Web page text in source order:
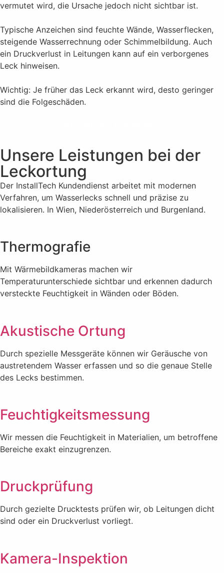
vermutet wird, die Ursache jedoch nicht sichtbar ist.
Typische Anzeichen sind feuchte Wände, Wasserflecken,
steigende Wasserrechnung oder Schimmelbildung. Auch
ein Druckverlust in Leitungen kann auf ein verborgenes
Leck hinweisen.
Wichtig: Je früher das Leck erkannt wird, desto geringer
sind die Folgeschäden.
Unsere Leistungen bei der
Leckortung
Der InstallTech Kundendienst arbeitet mit modernen
Verfahren, um Wasserlecks schnell und präzise zu
lokalisieren. In Wien, Niederösterreich und Burgenland.
Thermografie
Mit Wärmebildkameras machen wir
Temperaturunterschiede sichtbar und erkennen dadurch
versteckte Feuchtigkeit in Wänden oder Böden.
Akustische Ortung
Durch spezielle Messgeräte können wir Geräusche von
austretendem Wasser erfassen und so die genaue Stelle
des Lecks bestimmen.
Feuchtigkeitsmessung
Wir messen die Feuchtigkeit in Materialien, um betroffene
Bereiche exakt einzugrenzen.
Druckprüfung
Durch gezielte Drucktests prüfen wir, ob Leitungen dicht
sind oder ein Druckverlust vorliegt.
Kamera-Inspektion